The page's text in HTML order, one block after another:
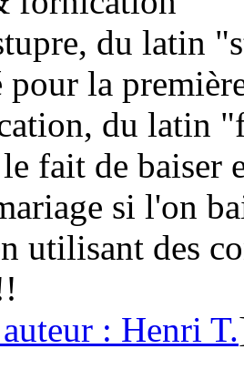
du latin
pour la
du latin
fait de baiser
si l'on
utilisant des
: Henri T.